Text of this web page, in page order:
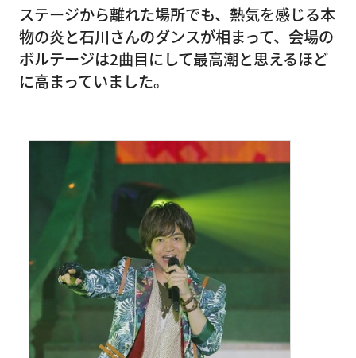
ステージから離れた場所でも、熱気を感じる本
物の炎と石川さんのダンスが相まって、会場の
ボルテージは2曲目にして最高潮と思えるほど
に高まっていました。